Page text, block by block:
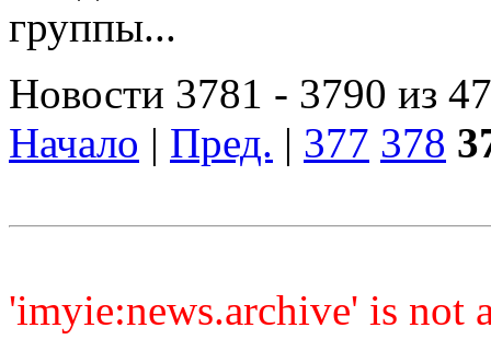
группы...
Новости 3781 - 3790 из
Начало | Пред. | 377 378
'imyie:news.archive' is not